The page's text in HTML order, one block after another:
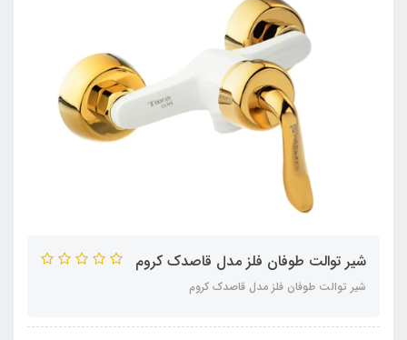
شیر توالت طوفان فلز مدل قاصدک کروم
شیر توالت طوفان فلز مدل قاصدک کروم